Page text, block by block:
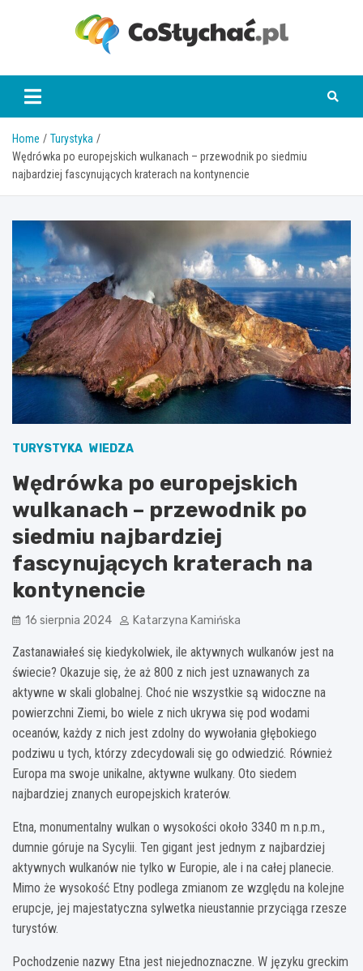
coslychac.pl
Home
Turystyka
Wędrówka po europejskich wulkanach – przewodnik po siedmiu
najbardziej fascynujących kraterach na kontynencie
TURYSTYKA WIEDZA
Wędrówka po europejskich
wulkanach – przewodnik po
siedmiu najbardziej
fascynujących kraterach na
kontynencie
16 sierpnia 2024 Katarzyna Kamińska
Zastanawiałeś się kiedykolwiek, ile aktywnych wulkanów jest na
świecie? Okazuje się, że aż 800 z nich jest uznawanych za
aktywne w skali globalnej. Choć nie wszystkie są widoczne na
powierzchni Ziemi, bo wiele z nich ukrywa się pod wodami
oceanów, każdy z nich jest zdolny do wywołania głębokiego
podziwu u tych, którzy zdecydowali się go odwiedzić. Również
Europa ma swoje unikalne, aktywne wulkany. Oto siedem
najbardziej znanych europejskich kraterów.
Etna, monumentalny wulkan o wysokości około 3340 m n.p.m.,
dumnie góruje na Sycylii. Ten gigant jest jednym z najbardziej
aktywnych wulkanów nie tylko w Europie, ale i na całej planecie.
Mimo że wysokość Etny podlega zmianom ze względu na kolejne
erupcje, jej majestatyczna sylwetka nieustannie przyciąga rzesze
turystów.
Pochodzenie nazwy Etna jest niejednoznaczne. W języku greckim